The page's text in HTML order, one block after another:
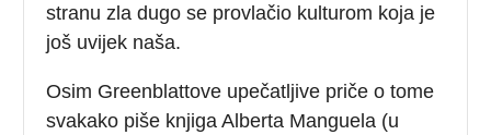
stranu zla dugo se provlačio kulturom koja je
još uvijek naša.
Osim Greenblattove upečatljive priče o tome
svakako piše knjiga Alberta Manguela (u